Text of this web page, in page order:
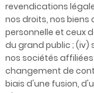
revendications
nos droits, nos biens
personnelle et ceux
du grand public ; (iv)
nos sociétés
changement de
biais d'une fusion,